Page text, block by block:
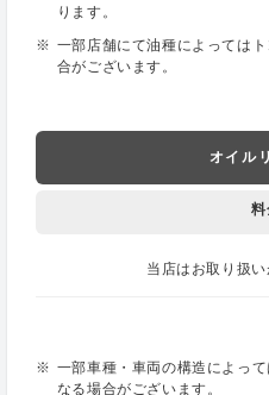
ります。
一部店舗にて油種によっては
合がございます。
オイル
料
当店はお取り扱い
一部車種・車両の構造によっ
なる場合がございます。